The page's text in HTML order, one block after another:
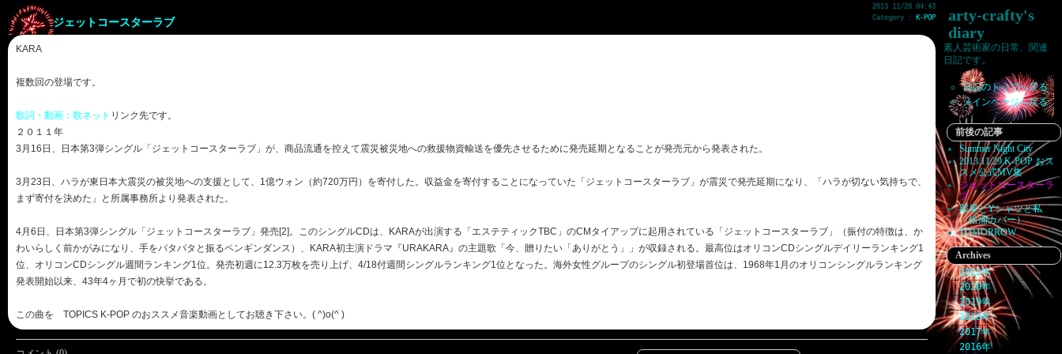
arty-crafty's
diary
素人芸術家の日常、関連
日記です。
日記のトップへ戻る
メインページへ戻る
前後の記事
Summer Night City
2013.11.29 K-POP おス
スメ公式MV集
ジェットコースターラ
ブ
部屋とYシャツと私
（松浦カバー）
TOMORROW
Archives
2022
2020
2019
2018
2017
2016
2013 11/28 04:43
ジェットコースターラブ Category : K-POP
KARA
複数回の登場です。
歌詞・動画：歌ネット リンク先です。
２０１１年
3月16日、日本第3弾シングル「ジェットコースターラブ」が、商品流通を控えて震災被災地への救援物資輸送を優先させるために発売延期となることが発売元から発表された。
3月23日、ハラが東日本大震災の被災地への支援として、1億ウォン（約720万円）を寄付した。収益金を寄付することになっていた「ジェットコースターラブ」が震災で発売延期になり、「ハラが切ない気持ちで、
まず寄付を決めた」と所属事務所より発表された。
4月6日、日本第3弾シングル「ジェットコースターラブ」発売[2]。このシングルCDは、KARAが出演する「エステティックTBC」のCMタイアップに起用されている「ジェットコースターラブ」（振付の特徴は、か
わいらしく前かがみになり、手をパタパタと振るペンギンダンス）、KARA初主演ドラマ『URAKARA』の主題歌「今、贈りたい「ありがとう」」が収録される。最高位はオリコンCDシングルデイリーランキング1
位、オリコンCDシングル週間ランキング1位。発売初週に12.3万枚を売り上げ、4/18付週間シングルランキング1位となった。海外女性グループのシングル初登場首位は、1968年1月のオリコンシングルランキング
発表開始以来、43年4ヶ月で初の快挙である。
この曲を TOPICS K-POP のおススメ音楽動画としてお聴き下さい。( ^)o(^ )